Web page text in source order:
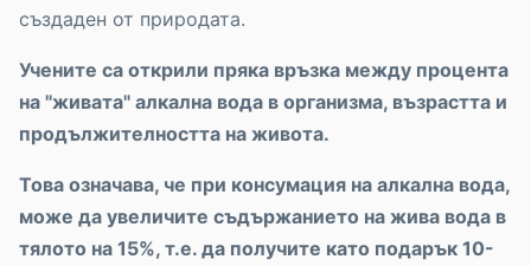
създаден от природата.
Учените са открили пряка връзка между процента
на "живата" алкална вода в организма, възрастта и
продължителността на живота.
Това означава, че при консумация на алкална вода,
може да увеличите съдържанието на жива вода в
тялото на 15%, т.е. да получите като подарък 10-